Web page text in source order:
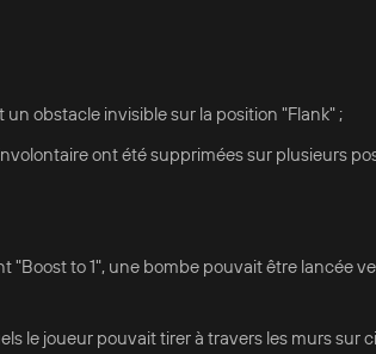
obstacle invisible sur la position "Flank" ;
ont été supprimées sur plusieurs
to 1", une bombe pouvait être lancée
le joueur pouvait tirer à travers les murs sur